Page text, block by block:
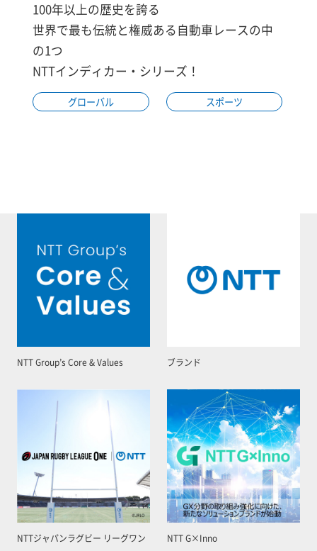
100年以上の歴史を誇る
世界で最も伝統と権威ある自動車レースの中
の1つ
NTTインディカー・シリーズ！
グローバル スポーツ
NTT Group’s Core & Values ブランド
NTTジャパンラグビー リーグワン NTT G×Inno